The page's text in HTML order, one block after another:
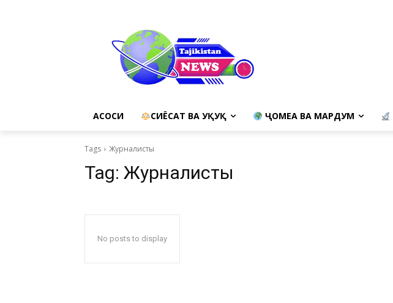
АСОСИ СИЁСАТ ВА ҲУҚУҚ ҶОМЕА ВА МАРДУМ
Tags Журналисты
Tag: Журналисты
No posts to display